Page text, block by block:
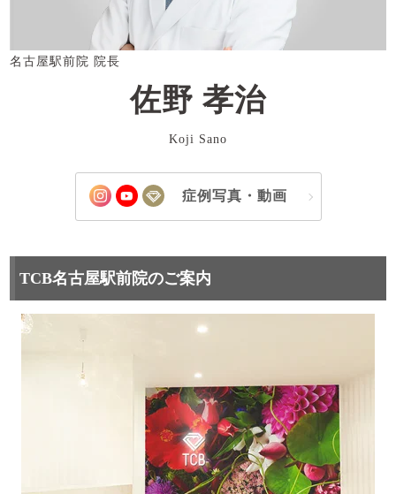
名古屋駅前院 院長
佐野 孝治
Koji Sano
症例写真・動画
TCB名古屋駅前院のご案内